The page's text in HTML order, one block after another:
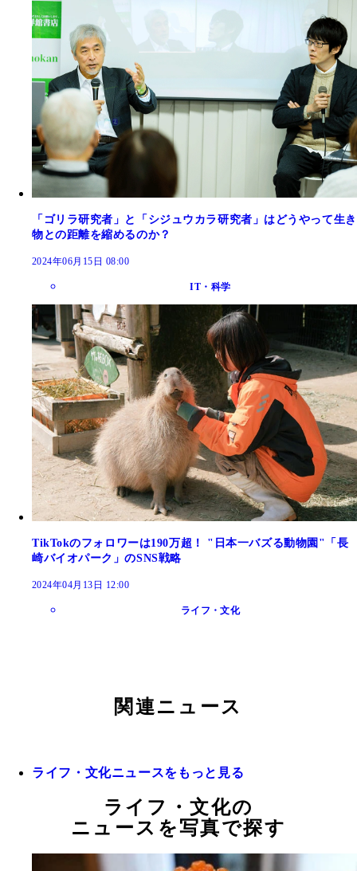
「ゴリラ研究者」と「シジュウカラ研究者」はどうやって生き
物との距離を縮めるのか？
2024年06月15日 08:00
IT・科学
TikTokのフォロワーは190万超！ "日本一バズる動物園"「長
崎バイオパーク」のSNS戦略
2024年04月13日 12:00
ライフ・文化
関連ニュース
ライフ・文化ニュースをもっと見る
ライフ・文化の
ニュースを写真で探す